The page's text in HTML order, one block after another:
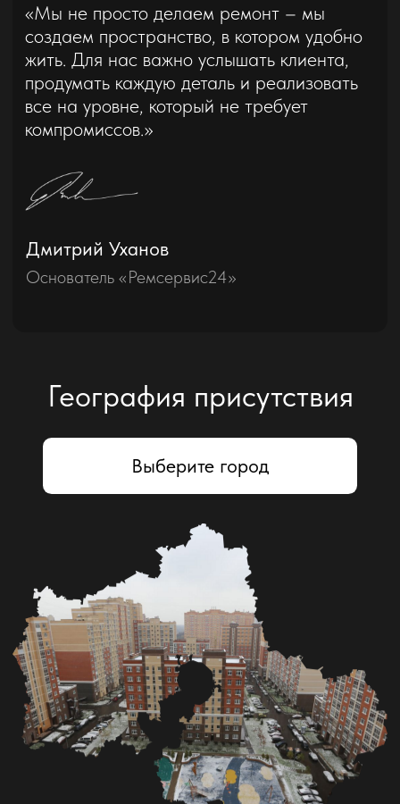
В пакет “Оптимальный” входит планировочное
решение - 2D-план квартиры (из пакета
“Минимальный”) + 3D-моделирование
квартиры, что позволяет понять общий вид
квартиры, включая перегородки, мебель,
освещение, представить модель, чтобы более
подробно понимать конечный результат.
Подробнее
Пакет “Премиум” От 5000 р / м2
Подробнее
Визуализация
В пакет “Премиум” входит максимально
расширенный дизайн проект - начиная от 2D
технического проекта, который
сопровождается 3D моделью квартиры , а
рендерингом – это фотореалистичные
изображения будущего интерьера, которые
наглядно демонстрируют ваше жилое
пространство с учетом подбора конкретных